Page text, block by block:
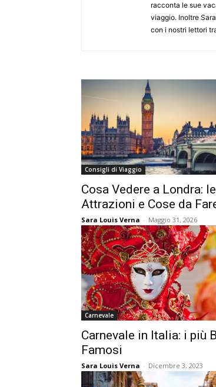
racconta le sue
viaggio. Inoltre
con i nostri lettori
Consigli di Viaggio
Cosa Vedere a Londra:
Attrazioni e Cose da
Sara Louis Verna - Maggio 31, 2026
Carnevale
Carnevale in Italia: i più
Famosi
Sara Louis Verna - Dicembre 3, 2023